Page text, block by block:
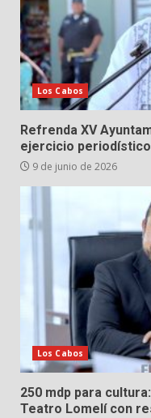
Los Cabos
Refrenda XV
ejercicio
9 de junio de 2026
Los Cabos
250 mdp para
Teatro Lomelí con